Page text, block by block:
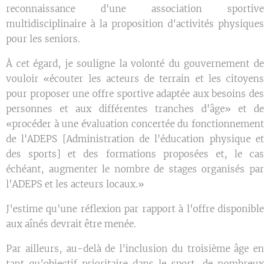
reconnaissance d'une association sportive
multidisciplinaire à la proposition d'activités physiques
pour les seniors.
À cet égard, je souligne la volonté du gouvernement de
vouloir «écouter les acteurs de terrain et les citoyens
pour proposer une offre sportive adaptée aux besoins des
personnes et aux différentes tranches d'âge» et de
«procéder à une évaluation concertée du fonctionnement
de l'ADEPS [Administration de l'éducation physique et
des sports] et des formations proposées et, le cas
échéant, augmenter le nombre de stages organisés par
l'ADEPS et les acteurs locaux.»
J'estime qu'une réflexion par rapport à l'offre disponible
aux aînés devrait être menée.
Par ailleurs, au-delà de l'inclusion du troisième âge en